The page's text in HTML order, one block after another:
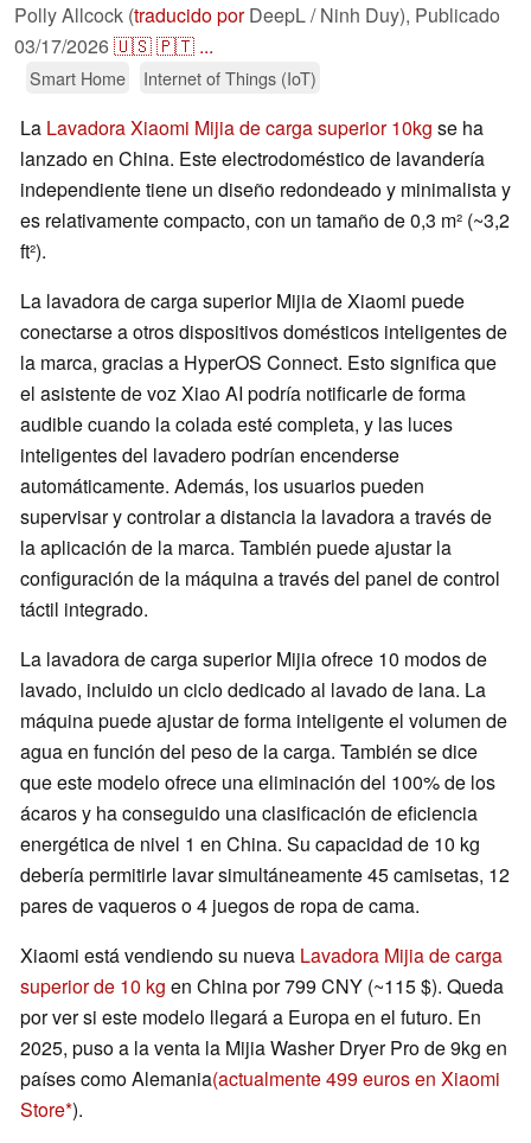
Polly Allcock (traducido porDeepL / Ninh Duy), Publicado
03/17/2026🇺🇸🇵🇹 ...
Smart Home Internet of Things (IoT)
La Lavadora Xiaomi Mijia de carga superior 10kg se ha
lanzado en China. Este electrodoméstico de lavandería
independiente tiene un diseño redondeado y minimalista y
es relativamente compacto, con un tamaño de 0,3 m² (~3,2
ft²).
La lavadora de carga superior Mijia de Xiaomi puede
conectarse a otros dispositivos domésticos inteligentes de
la marca, gracias a HyperOS Connect. Esto significa que
el asistente de voz Xiao AI podría notificarle de forma
audible cuando la colada esté completa, y las luces
inteligentes del lavadero podrían encenderse
automáticamente. Además, los usuarios pueden
supervisar y controlar a distancia la lavadora a través de
la aplicación de la marca. También puede ajustar la
configuración de la máquina a través del panel de control
táctil integrado.
La lavadora de carga superior Mijia ofrece 10 modos de
lavado, incluido un ciclo dedicado al lavado de lana. La
máquina puede ajustar de forma inteligente el volumen de
agua en función del peso de la carga. También se dice
que este modelo ofrece una eliminación del 100% de los
ácaros y ha conseguido una clasificación de eficiencia
energética de nivel 1 en China. Su capacidad de 10 kg
debería permitirle lavar simultáneamente 45 camisetas, 12
pares de vaqueros o 4 juegos de ropa de cama.
Xiaomi está vendiendo su nueva Lavadora Mijia de carga
superior de 10 kg en China por 799 CNY (~115 $). Queda
por ver si este modelo llegará a Europa en el futuro. En
2025, puso a la venta la Mijia Washer Dryer Pro de 9kg en
países como Alemania(actualmente 499 euros en Xiaomi
Store ).